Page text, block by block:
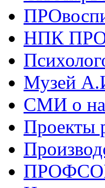
НПК
Музей
СМИ о
Проекты